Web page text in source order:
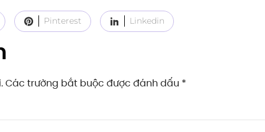
Pinterest Linkedin
Các trường bắt buộc được đánh dấu *